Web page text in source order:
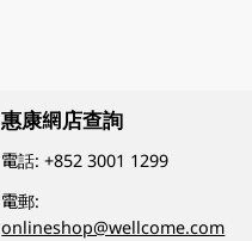
惠康網店查詢
電話:+852 3001 1299
電郵:
onlineshop@wellcome.com